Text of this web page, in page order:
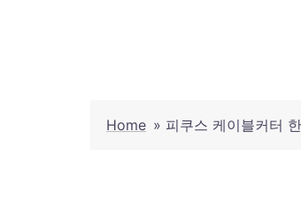
Home » 피쿠스 케이블커터